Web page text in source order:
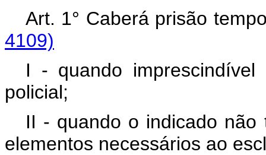
Art. 1° Caberá prisão
4109)
I - quando
policial;
II - quando o indicado
elementos necessários ao